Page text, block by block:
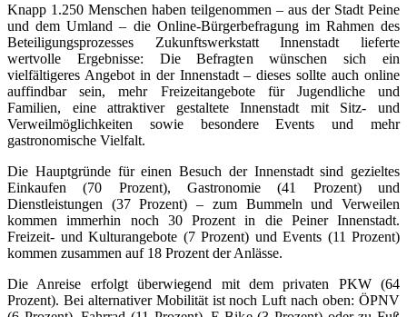
Knapp 1.250 Menschen haben teilgenommen – aus der Stadt Peine
und dem Umland – die Online-Bürgerbefragung im Rahmen des
Beteiligungsprozesses Zukunftswerkstatt Innenstadt lieferte
wertvolle Ergebnisse: Die Befragten wünschen sich ein
vielfältigeres Angebot in der Innenstadt – dieses sollte auch online
auffindbar sein, mehr Freizeitangebote für Jugendliche und
Familien, eine attraktiver gestaltete Innenstadt mit Sitz- und
Verweilmöglichkeiten sowie besondere Events und mehr
gastronomische Vielfalt.
Die Hauptgründe für einen Besuch der Innenstadt sind gezieltes
Einkaufen (70 Prozent), Gastronomie (41 Prozent) und
Dienstleistungen (37 Prozent) – zum Bummeln und Verweilen
kommen immerhin noch 30 Prozent in die Peiner Innenstadt.
Freizeit- und Kulturangebote (7 Prozent) und Events (11 Prozent)
kommen zusammen auf 18 Prozent der Anlässe.
Die Anreise erfolgt überwiegend mit dem privaten PKW (64
Prozent). Bei alternativer Mobilität ist noch Luft nach oben: ÖPNV